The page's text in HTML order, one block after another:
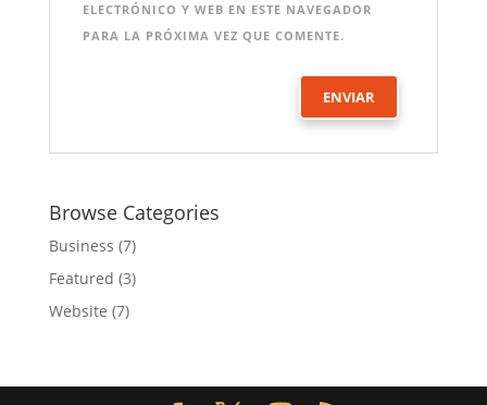
ELECTRÓNICO Y WEB EN ESTE NAVEGADOR
PARA LA PRÓXIMA VEZ QUE COMENTE.
Browse Categories
Business (7)
Featured (3)
Website (7)